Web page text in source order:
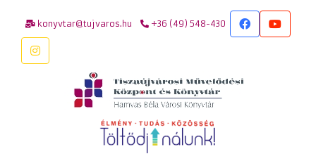
konyvtar@tujvaros.hu +36 (49) 548-430